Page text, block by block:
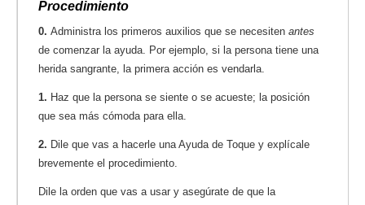
Procedimiento
0. Administra los primeros auxilios que se necesiten antes
de comenzar la ayuda. Por ejemplo, si la persona tiene una
herida sangrante, la primera acción es vendarla.
1. Haz que la persona se siente o se acueste; la posición
que sea más cómoda para ella.
2. Dile que vas a hacerle una Ayuda de Toque y explícale
brevemente el procedimiento.
Dile la orden que vas a usar y asegúrate de que la